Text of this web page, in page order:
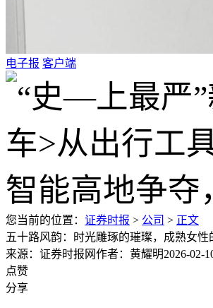
电子报 客户端
您当前的位置： 证券时报 > 公司 > 正文
五十路风韵：时光雕琢的璀璨，成熟女性
来源：证券时报网作者：黄耀明2026-02-
点赞
分享